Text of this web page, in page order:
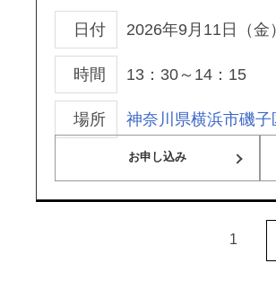
日付 2026年9月11日（金）
時間 13：30～14：15
場所 神奈川県横浜市磯子
お申し込み
1